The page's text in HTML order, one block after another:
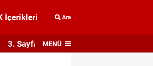
İçerikleri Ara
3. Sayfa MENÜ